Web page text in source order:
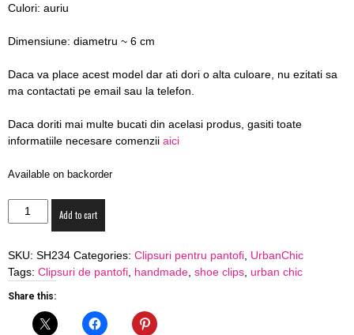
Culori: auriu
Dimensiune: diametru ~ 6 cm
Daca va place acest model dar ati dori o alta culoare, nu ezitati sa
ma contactati pe email sau la telefon.
Daca doriti mai multe bucati din acelasi produs, gasiti toate
informatiile necesare comenzii aici
Available on backorder
Clipsuri
de
SH234
quantity
Add to cart
SKU: SH234 Categories: Clipsuri pentru pantofi UrbanChic
Tags: Clipsuri de pantofi handmade shoe clips urban chic
Share this: